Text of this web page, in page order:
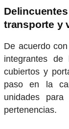
transporte y
De acuerdo
integrantes
cubiertos y
paso en la
unidades
pertenencias.